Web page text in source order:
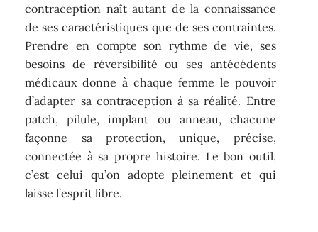
contraception naît autant de la connaissance
de ses caractéristiques que de ses contraintes.
Prendre en compte son rythme de vie, ses
besoins de réversibilité ou ses antécédents
médicaux donne à chaque femme le pouvoir
d’adapter sa contraception à sa réalité. Entre
patch, pilule, implant ou anneau, chacune
façonne sa protection, unique, précise,
connectée à sa propre histoire. Le bon outil,
c’est celui qu’on adopte pleinement et qui
laisse l’esprit libre.